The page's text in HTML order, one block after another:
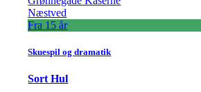
Næstved
Fra 15 år
Skuespil og dramatik
Sort Hul